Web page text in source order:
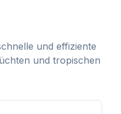
und effiziente
und tropischen